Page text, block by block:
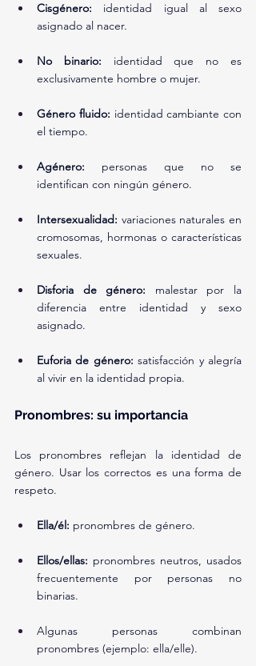
Cisgénero: identidad igual al sexo
asignado al nacer.
No binario: identidad que no es
exclusivamente hombre o mujer.
Género fluido: identidad cambiante con
el tiempo.
Agénero: personas que no se
identifican con ningún género.
Intersexualidad: variaciones naturales en
cromosomas, hormonas o características
sexuales.
Disforia de género: malestar por la
diferencia entre identidad y sexo
asignado.
Euforia de género: satisfacción y alegría
al vivir en la identidad propia.
Pronombres: su importancia
Los pronombres reflejan la identidad de
género. Usar los correctos es una forma de
respeto.
Ella/él: pronombres de género.
Ellos/ellas: pronombres neutros, usados
frecuentemente por personas no
binarias.
Algunas personas combinan
pronombres (ejemplo: ella/elle).